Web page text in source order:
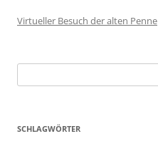
Virtueller Besuch der alten Penne
nach:
SCHLAGWÖRTER